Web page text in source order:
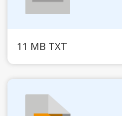
11 MB TXT